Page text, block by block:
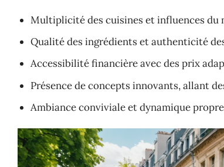
Multiplicité des cuisines et influences du
Qualité des ingrédients et authenticité
Accessibilité financière avec des prix
Présence de concepts innovants, allant
Ambiance conviviale et dynamique